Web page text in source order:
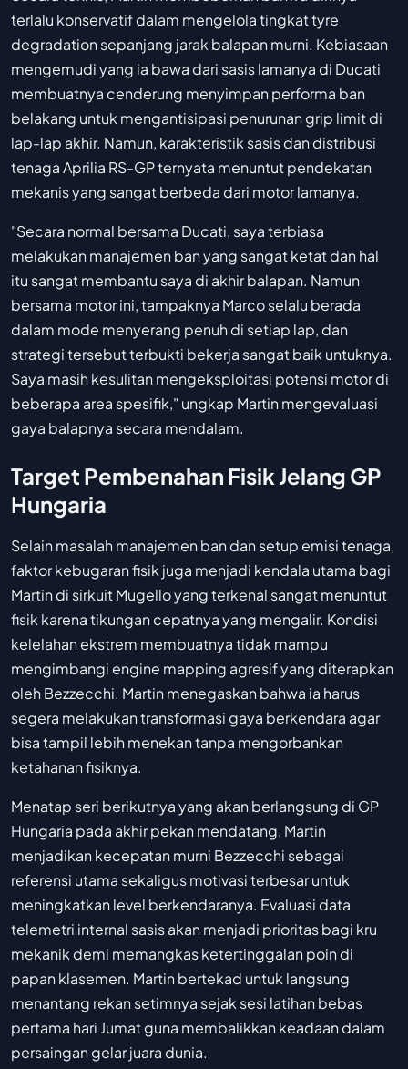
terlalu konservatif dalam mengelola tingkat tyre
degradation sepanjang jarak balapan murni. Kebiasaan
mengemudi yang ia bawa dari sasis lamanya di Ducati
membuatnya cenderung menyimpan performa ban
belakang untuk mengantisipasi penurunan grip limit di
lap-lap akhir. Namun, karakteristik sasis dan distribusi
tenaga Aprilia RS-GP ternyata menuntut pendekatan
mekanis yang sangat berbeda dari motor lamanya.
"Secara normal bersama Ducati, saya terbiasa
melakukan manajemen ban yang sangat ketat dan hal
itu sangat membantu saya di akhir balapan. Namun
bersama motor ini, tampaknya Marco selalu berada
dalam mode menyerang penuh di setiap lap, dan
strategi tersebut terbukti bekerja sangat baik untuknya.
Saya masih kesulitan mengeksploitasi potensi motor di
beberapa area spesifik," ungkap Martin mengevaluasi
gaya balapnya secara mendalam.
Target Pembenahan Fisik Jelang GP
Hungaria
Selain masalah manajemen ban dan setup emisi tenaga,
faktor kebugaran fisik juga menjadi kendala utama bagi
Martin di sirkuit Mugello yang terkenal sangat menuntut
fisik karena tikungan cepatnya yang mengalir. Kondisi
kelelahan ekstrem membuatnya tidak mampu
mengimbangi engine mapping agresif yang diterapkan
oleh Bezzecchi. Martin menegaskan bahwa ia harus
segera melakukan transformasi gaya berkendara agar
bisa tampil lebih menekan tanpa mengorbankan
ketahanan fisiknya.
Menatap seri berikutnya yang akan berlangsung di GP
Hungaria pada akhir pekan mendatang, Martin
menjadikan kecepatan murni Bezzecchi sebagai
referensi utama sekaligus motivasi terbesar untuk
meningkatkan level berkendaranya. Evaluasi data
telemetri internal sasis akan menjadi prioritas bagi kru
mekanik demi memangkas ketertinggalan poin di
papan klasemen. Martin bertekad untuk langsung
menantang rekan setimnya sejak sesi latihan bebas
pertama hari Jumat guna membalikkan keadaan dalam
persaingan gelar juara dunia.